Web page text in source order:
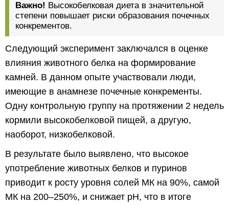
Важно! Высокобелковая диета в значительной
степени повышает риски образования почечных
конкрементов.
Следующий эксперимент заключался в оценке
влияния животного белка на формирование
камней. В данном опыте участвовали люди,
имеющие в анамнезе почечные конкременты.
Одну контрольную группу на протяжении 2 недель
кормили высокобелковой пищей, а другую,
наоборот, низкобелковой.
В результате было выявлено, что высокое
употребление животных белков и пуринов
приводит к росту уровня солей МК на 90%, самой
МК на 200–250%, и снижает pH, что в итоге